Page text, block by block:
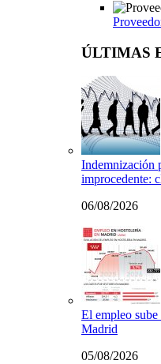
ÚLTIMAS
Indemnización
improcedente:
06/08/2026
El empleo
Madrid
05/08/2026